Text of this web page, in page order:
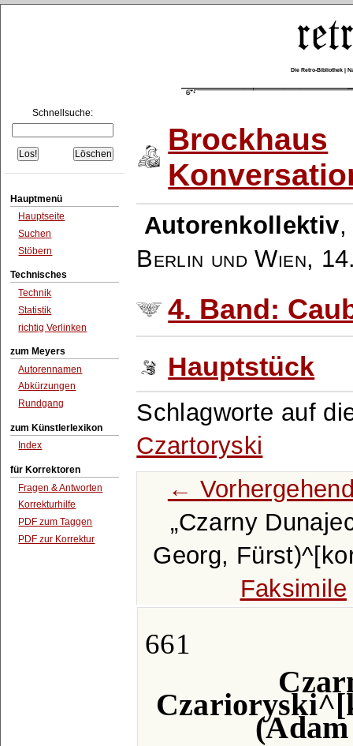
Die Retro-Bibliothek |
Schnellsuche:
Hauptmenü
Hauptseite
Suchen
Stöbern
Technisches
Technik
Statistik
richtig Verlinken
zum Meyers
Autorennamen
Abkürzungen
Rundgang
zum Künstlerlexikon
Index
für Korrektoren
Fragen & Antworten
Korrekturhilfe
PDF zum Taggen
PDF zur Korrektur
Brockhaus
Autorenkollektiv
Berlin und Wien,
4. Band:
Hauptstück
Schlagworte auf
Czartoryski
←
Czarny
Georg,
Faksimile
661